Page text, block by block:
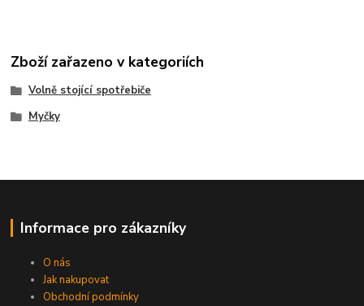
Zboží zařazeno v kategoriích
Volně stojící spotřebiče
Myčky
Informace pro zákazníky
O nás
Jak nakupovat
Obchodní podmínky